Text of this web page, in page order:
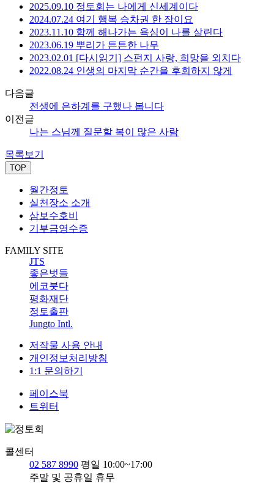
2025.09.10 정토회는 나에게 신세계이다
2024.07.24 여기 행복 승차권 한 장이요
2023.11.10 함께 해나가는 욕심이 나를 살린다
2023.06.19 뿌리가 튼튼한 나무
2023.02.01 [다시읽기] 스펀지 사랑, 희망을 외치다
2022.08.24 인생의 마지막 순간을 후회하지 않게
다음글
전생에 은하계를 구했나 봅니다
이전글
나는 스님께 질문할 복이 많은 사람
목록보기
TOP
월간정토
실천장소 소개
삼보수호비
기부금영수증
FAMILY SITE
JTS
좋은벗들
에코붓다
평화재단
정토출판
Jungto Intl.
저작물 사용 안내
개인정보처리방침
1:1 문의하기
페이스북
트위터
콜센터
02 587 8990 평일 10:00~17:00
주말 및 공휴일 휴무